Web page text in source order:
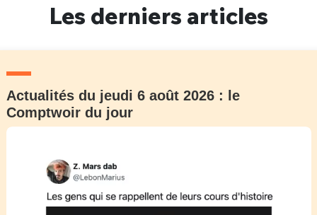
Les derniers articles
Actualités du jeudi 6 août 2026 : le
Comptwoir du jour